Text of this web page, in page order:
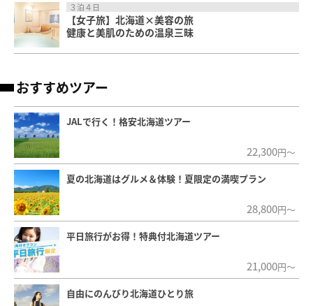
３泊４日
【女子旅】北海道×美容の旅
健康と美肌のための温泉三昧
おすすめツアー
JALで行く！格安北海道ツアー
22,300円～
夏の北海道はグルメ＆体験！夏限定の満喫プラン
28,800円～
平日旅行がお得！特典付北海道ツアー
21,000円～
自由にのんびり北海道ひとり旅